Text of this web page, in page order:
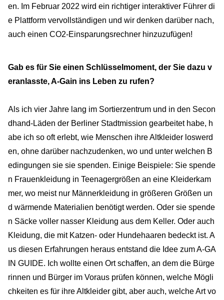
en. Im Februar 2022 wird ein richtiger interaktiver Führer di
e Plattform vervollständigen und wir denken darüber nach,
auch einen CO2-Einsparungsrechner hinzuzufügen!
Gab es für Sie einen Schlüsselmoment, der Sie dazu v
eranlasste, A-Gain ins Leben zu rufen?
Als ich vier Jahre lang im Sortierzentrum und in den Secon
dhand-Läden der Berliner Stadtmission gearbeitet habe, h
abe ich so oft erlebt, wie Menschen ihre Altkleider loswerd
en, ohne darüber nachzudenken, wo und unter welchen B
edingungen sie sie spenden. Einige Beispiele: Sie spende
n Frauenkleidung in Teenagergrößen an eine Kleiderkam
mer, wo meist nur Männerkleidung in größeren Größen un
d wärmende Materialien benötigt werden. Oder sie spende
n Säcke voller nasser Kleidung aus dem Keller. Oder auch
Kleidung, die mit Katzen- oder Hundehaaren bedeckt ist. A
us diesen Erfahrungen heraus entstand die Idee zum A-GA
IN GUIDE. Ich wollte einen Ort schaffen, an dem die Bürge
rinnen und Bürger im Voraus prüfen können, welche Mögli
chkeiten es für ihre Altkleider gibt, aber auch, welche Art vo